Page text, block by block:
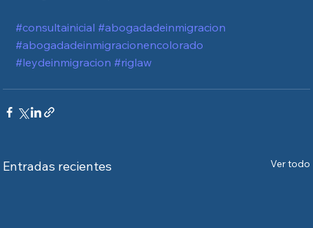
#consultainicial #abogadadeinmigracion
#abogadadeinmigracionencolorado
#leydeinmigracion #riglaw
Entradas recientes Ver todo